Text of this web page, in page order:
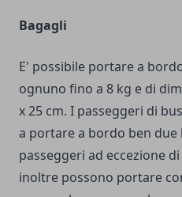
Bagagli
E' possibile portare a
ognuno fino a 8 kg e di
x 25 cm. I passeggeri di
a portare a bordo ben due
passeggeri ad eccezione
inoltre possono portare